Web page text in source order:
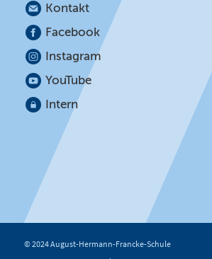
Kontakt
Facebook
Instagram
YouTube
Intern
© 2024 August-Hermann-Francke-Schule